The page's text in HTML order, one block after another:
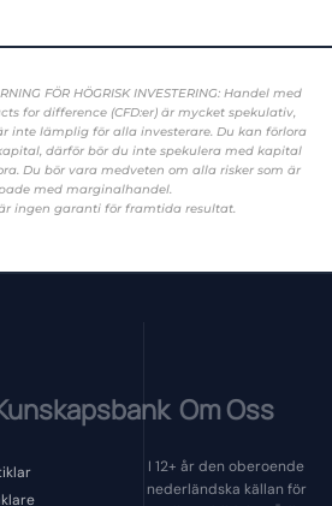
FÖR HÖGRISK INVESTERING: Handel med
for difference (CFD:er) är mycket spekulativ,
inte lämplig för alla investerare. Du kan förlora
därför bör du inte spekulera med kapital
Du bör vara medveten om alla risker som är
med marginalhandel.
ingen garanti för framtida resultat.
Om Oss
I 12+ år den oberoende
nederländska källan för